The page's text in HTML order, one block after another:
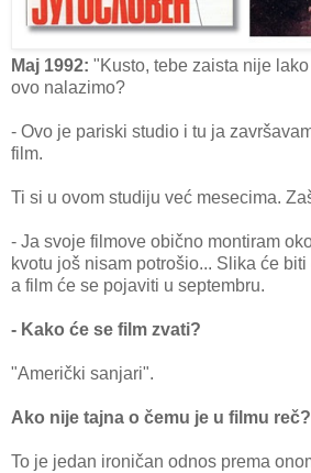
Maj 1992: "Kusto, tebe zaista nije
ovo nalazimo?
- Ovo je pariski studio i tu ja
film.
Ti si u ovom studiju već mesecima.
- Ja svoje filmove obično montiram
kvotu još nisam potrošio... Slika će
a film će se pojaviti u septembru.
- Kako će se film zvati?
"Američki sanjari".
Ako nije tajna o čemu je u filmu reč?
To je jedan ironičan odnos prema